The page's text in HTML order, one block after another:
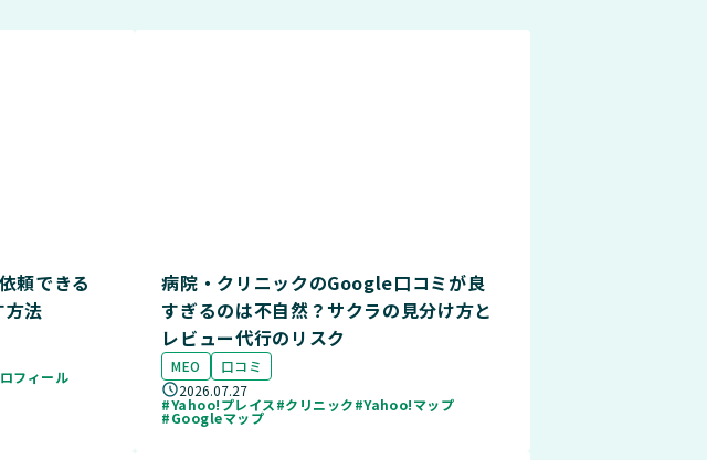
頼できる
方法
フィール
病院・クリニックのGoogle口コミが良
すぎるのは不自然？サクラの見分け方と
レビュー代行のリスク
MEO
口コミ
2026.07.27
#Yahoo!プレイス#クリニック#Yahoo!マップ
#Googleマップ